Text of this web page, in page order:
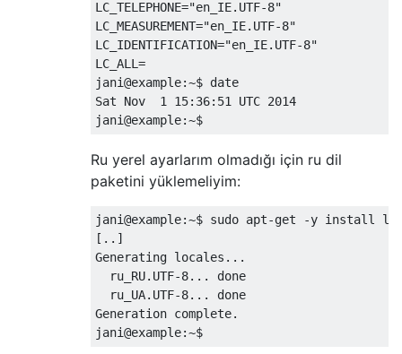
LC_TELEPHONE="en_IE.UTF-8"
LC_MEASUREMENT="en_IE.UTF-8"
LC_IDENTIFICATION="en_IE.UTF-8"
LC_ALL=
jani@example:~$ date
Sat Nov  1 15:36:51 UTC 2014
Ru yerel ayarlarım olmadığı için ru dil
paketini yüklemeliyim:
jani@example:~$ sudo apt-get -y install
[..]
Generating locales...
  ru_RU.UTF-8... done
  ru_UA.UTF-8... done
Generation complete.